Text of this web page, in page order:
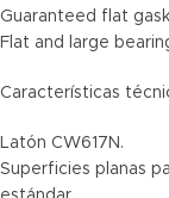
Guaranteed flat
Flat and large
Características
Latón CW617N.
Superficies planas